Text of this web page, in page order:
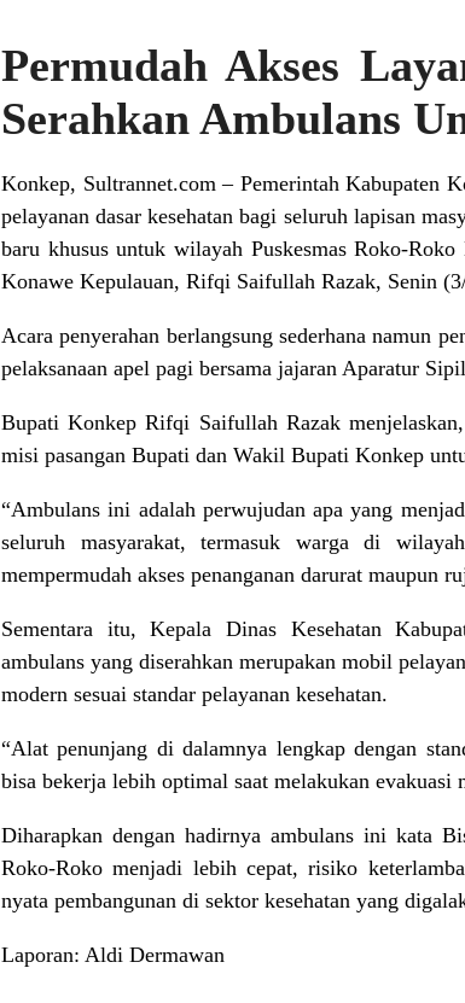
Permudah Akses
Serahkan Ambulans
Konkep, Sultrannet.com – Pemerintah Kabupaten
pelayanan dasar kesehatan bagi seluruh lapisan
baru khusus untuk wilayah Puskesmas Roko-
Konawe Kepulauan, Rifqi Saifullah Razak, Senin
Acara penyerahan berlangsung sederhana namun
pelaksanaan apel pagi bersama jajaran Aparatur
Bupati Konkep Rifqi Saifullah Razak
misi pasangan Bupati dan Wakil Bupati Konkep
“Ambulans ini adalah perwujudan apa yang
seluruh masyarakat, termasuk warga di
mempermudah akses penanganan darurat maupun
Sementara itu, Kepala Dinas Kesehatan
ambulans yang diserahkan merupakan mobil
modern sesuai standar pelayanan kesehatan.
“Alat penunjang di dalamnya lengkap dengan
bisa bekerja lebih optimal saat melakukan evakuasi
Diharapkan dengan hadirnya ambulans ini kata
Roko-Roko menjadi lebih cepat, risiko
nyata pembangunan di sektor kesehatan yang
Laporan: Aldi Dermawan